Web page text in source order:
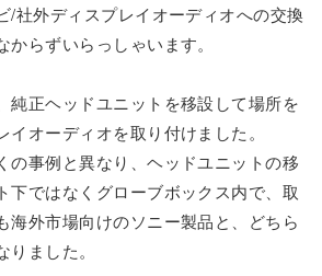
/社外ディスプレイオーディオへの交換
らずいらっしゃいます。
純正ヘッドユニットを移設して場所を
オーディオを取り付けました。
の事例と異なり、ヘッドユニットの移
下ではなくグローブボックス内で、取
海外市場向けのソニー製品と、どちら
ました。